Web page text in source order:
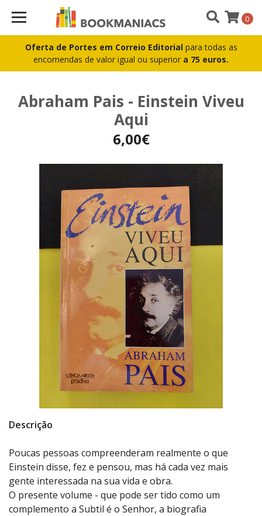
Oferta de Portes em Correio Editorial para todas as
encomendas de valor igual ou superior a 75 euros.
0
Abraham Pais - Einstein Viveu
Aqui
6,00€
Descrição
Poucas pessoas compreenderam realmente o que
Einstein disse, fez e pensou, mas há cada vez mais
gente interessada na sua vida e obra.
O presente volume - que pode ser tido como um
complemento a Subtil é o Senhor, a biografia